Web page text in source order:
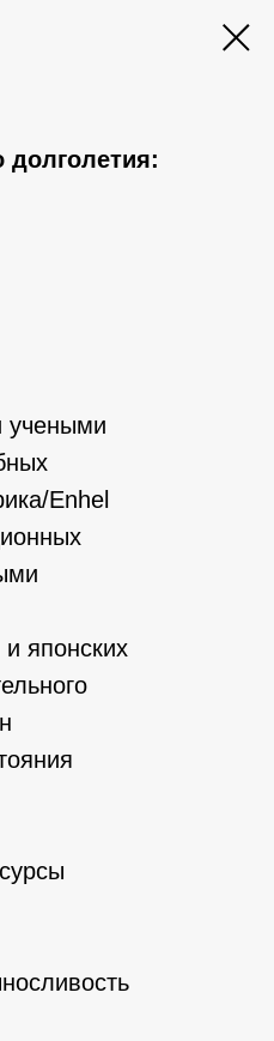
долголетия:
учеными
Enhel
японских